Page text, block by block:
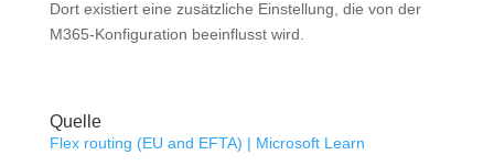
Dort existiert eine zusätzliche Einstellung, die von der
M365-Konfiguration beeinflusst wird.
Quelle
Flex routing (EU and EFTA) | Microsoft Learn